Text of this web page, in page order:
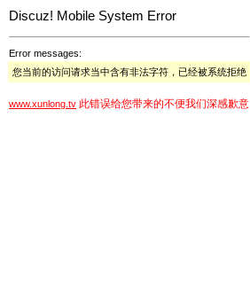
Discuz! Mobile System Error
Error messages:
您当前的访问请求当中含有非法字符，已经被系统拒绝
www.xunlong.tv 此错误给您带来的不便我们深感歉意